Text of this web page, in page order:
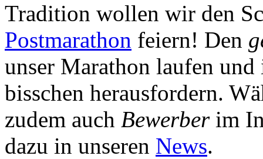
Tradition wollen wir den
Postmarathon feiern! Den
unser Marathon laufen
bisschen herausfordern.
zudem auch Bewerberim
dazu in unseren News.